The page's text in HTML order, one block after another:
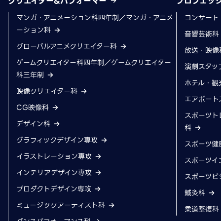
マンガ・アニメーション科四年制／マンガ・アニメ
ーション科
グローバルアニメクリエイター科
ゲームクリエイター科四年制／ゲームクリエイター
科三年制
映像クリエイター科
CG映像科
デザイン科
グラフィックデザイン専攻
イラストレーション専攻
インテリアデザイン専攻
プロダクトデザイン専攻
ミュージックアーティスト科
コンサー
音響芸術科
放送・映
演劇スタ
ホテル・
エアポー
スポーツ
科
スポーツ
スポーツ
スポーツ
鍼灸科
柔道整復科